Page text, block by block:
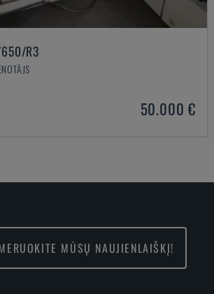
R3
50.000 €
MŪSŲ NAUJIENLAIŠKĮ!